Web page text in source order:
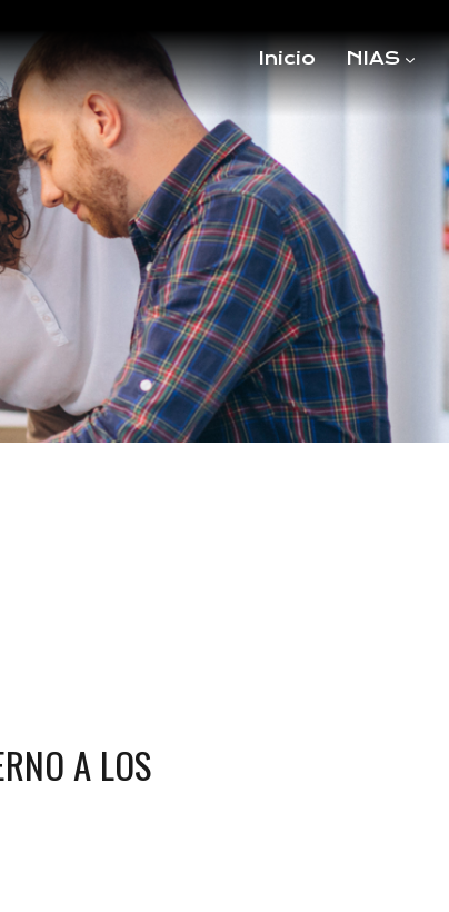
Inicio NIAS
A LOS